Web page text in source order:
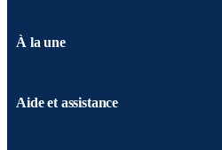
À la une
Aide et assistance